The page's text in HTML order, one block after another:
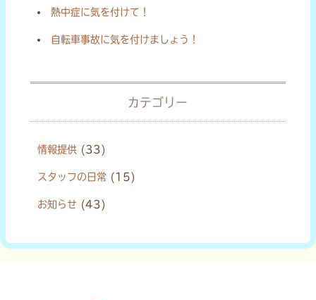
熱中症に気を付けて！
自転車事故に気を付けましょう！
カテゴリー
情報提供 (33)
スタッフの日常 (15)
お知らせ (43)